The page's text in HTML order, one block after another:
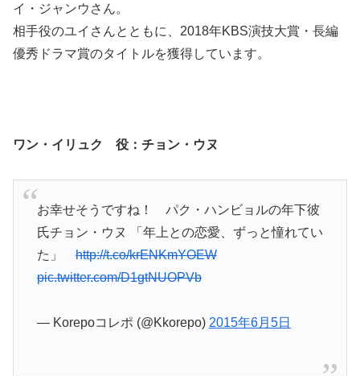
イ・ジャンウさん。
相手役のユイさんとともに、2018年KBS演技大賞・長編
優秀ドラマ賞のタイトルを獲得しています。
ワン・イリュク 役：チョン・ウヌ
お幸せそうですね！ パク・ハンビョルの年下彼
氏チョン・ウヌ 「年上との恋愛、ずっと憧れてい
た」http://t.co/krENKmYOEW
pic.twitter.com/D1gtNUOPVb
— Korepoコレポ (@Kkorepo) 2015年6月5日